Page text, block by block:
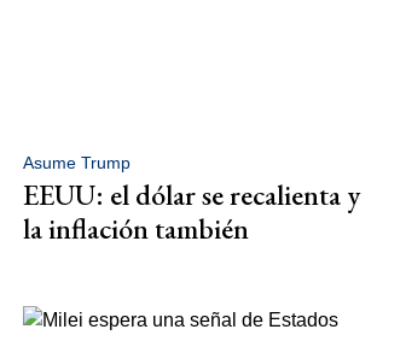
Asume Trump
EEUU: el dólar se recalienta y
la inflación también